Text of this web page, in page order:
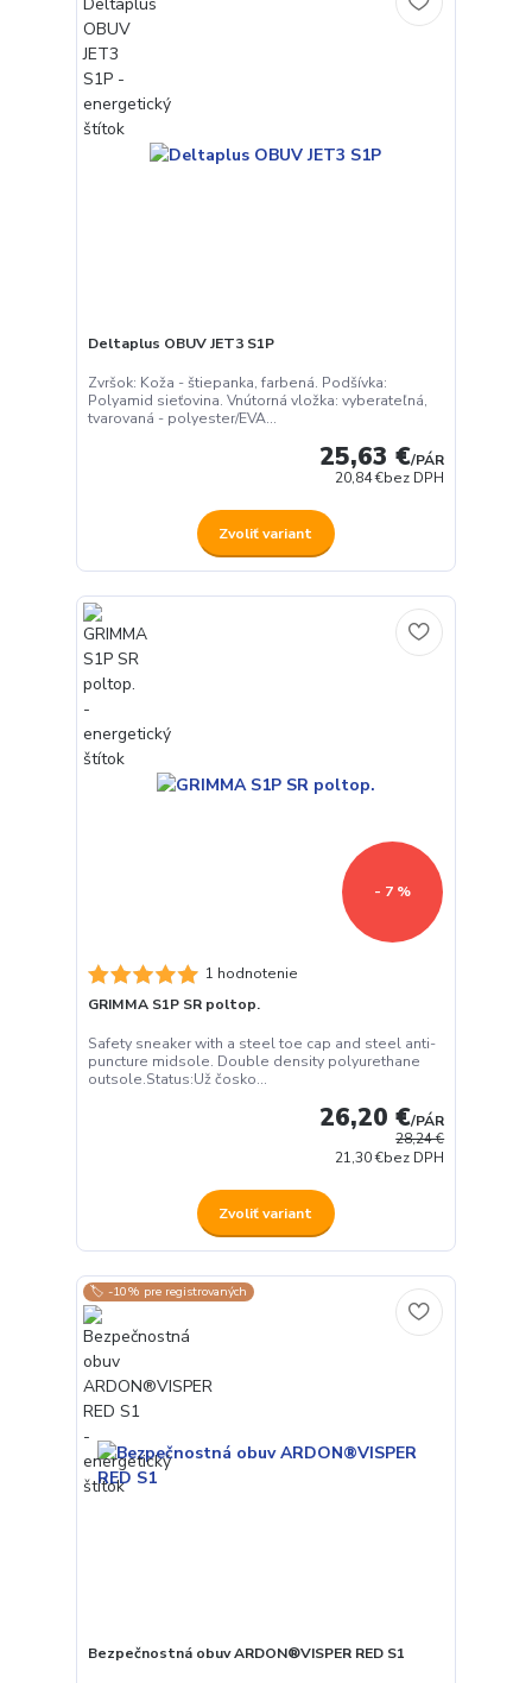
Deltaplus OBUV JET3 S1P
Zvršok: Koža - štiepanka, farbená. Podšívka:
Polyamid sieťovina. Vnútorná vložka: vyberateľná,
tvarovaná - polyester/EVA...
25,63 €/PÁR
20,84 €bez DPH
Zvoliť variant
- 7 %
1 hodnotenie
GRIMMA S1P SR poltop.
Safety sneaker with a steel toe cap and steel anti-
puncture midsole. Double density polyurethane
outsole.Status:Už čosko...
28,24 €
26,20 €/PÁR
21,30 €bez DPH
Zvoliť variant
🏷️ -10% pre registrovaných
Bezpečnostná obuv ARDON®VISPER RED S1